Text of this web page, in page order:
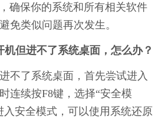
确保你的系统和所有相关软件
免类似问题再次发生。
机但进不了系统桌面，怎么办？
不了系统桌面，首先尝试进入
连续按F8键，选择“安全模
入安全模式，可以使用系统还原